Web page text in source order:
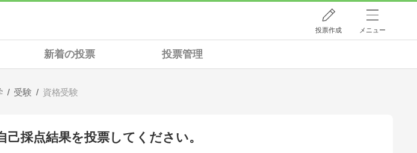
投票作成 メニュー
新着の投票 投票管理
受験 資格受験
己採点結果を投票してください。